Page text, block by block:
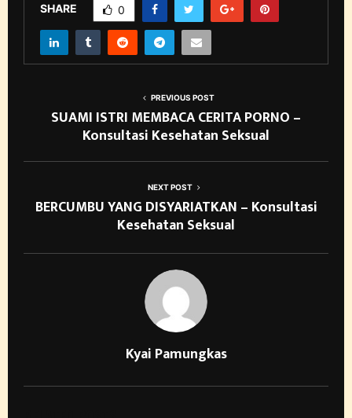
SHARE 0
PREVIOUS POST
SUAMI ISTRI MEMBACA CERITA PORNO –
Konsultasi Kesehatan Seksual
NEXT POST
BERCUMBU YANG DISYARIATKAN – Konsultasi
Kesehatan Seksual
Kyai Pamungkas